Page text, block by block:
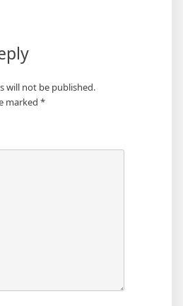
will not be published.
marked *